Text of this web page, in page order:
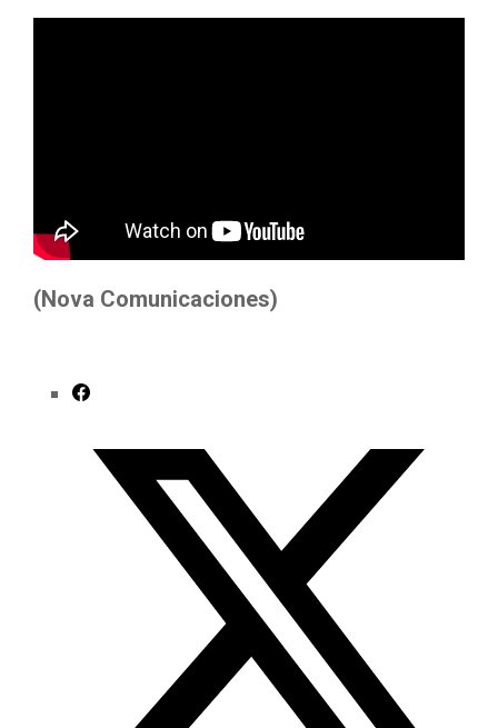
(Nova Comunicaciones)